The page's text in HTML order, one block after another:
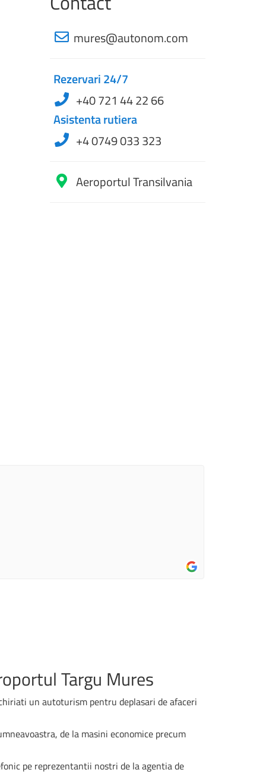
mures@autonom.com
Rezervari 24/7
+40 721 44 22 66
Asistenta rutiera
+4 0749 033 323
Aeroportul Transilvania
Targu Mures
un autoturism pentru deplasari de afaceri
de la masini economice precum
pe reprezentantii nostri de la agentia de